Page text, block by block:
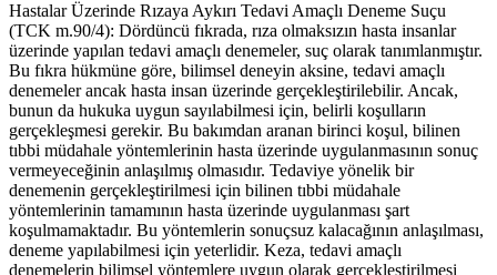
Hastalar Üzerinde Rızaya Aykırı Tedavi Amaçlı Deneme Suçu
(TCK m.90/4): Dördüncü fıkrada, rıza olmaksızın hasta insanlar
üzerinde yapılan tedavi amaçlı denemeler, suç olarak tanımlanmıştır.
Bu fıkra hükmüne göre, bilimsel deneyin aksine, tedavi amaçlı
denemeler ancak hasta insan üzerinde gerçekleştirilebilir. Ancak,
bunun da hukuka uygun sayılabilmesi için, belirli koşulların
gerçekleşmesi gerekir. Bu bakımdan aranan birinci koşul, bilinen
tıbbi müdahale yöntemlerinin hasta üzerinde uygulanmasının sonuç
vermeyeceğinin anlaşılmış olmasıdır. Tedaviye yönelik bir
denemenin gerçekleştirilmesi için bilinen tıbbi müdahale
yöntemlerinin tamamının hasta üzerinde uygulanması şart
koşulmamaktadır. Bu yöntemlerin sonuçsuz kalacağının anlaşılması,
deneme yapılabilmesi için yeterlidir. Keza, tedavi amaçlı
denemelerin bilimsel yöntemlere uygun olarak gerçekleştirilmesi